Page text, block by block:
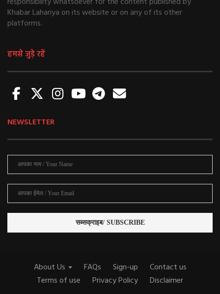
Khabar Lahariya on its website or on any of its other
platforms.
हमसे जुड़े रहें
NEWSLETTER
About Us FAQs Sign-up
Contact us
Terms of use
Privacy Policy Disclaimer